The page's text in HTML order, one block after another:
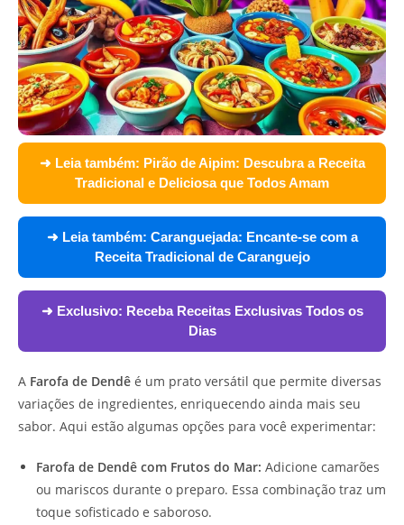
➜ Leia também: Pirão de Aipim: Descubra a Receita
Tradicional e Deliciosa que Todos Amam
➜ Leia também: Caranguejada: Encante-se com a
Receita Tradicional de Caranguejo
➜ Exclusivo: Receba Receitas Exclusivas Todos os
Dias
A Farofa de Dendê é um prato versátil que permite diversas
variações de ingredientes, enriquecendo ainda mais seu
sabor. Aqui estão algumas opções para você experimentar:
Farofa de Dendê com Frutos do Mar: Adicione camarões
ou mariscos durante o preparo. Essa combinação traz um
toque sofisticado e saboroso.